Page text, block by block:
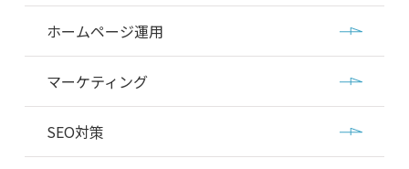
ホームページ運用
マーケティング
SEO対策